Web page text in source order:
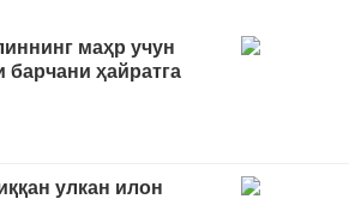
маҳр учун
барчани ҳайратга
улкан илон